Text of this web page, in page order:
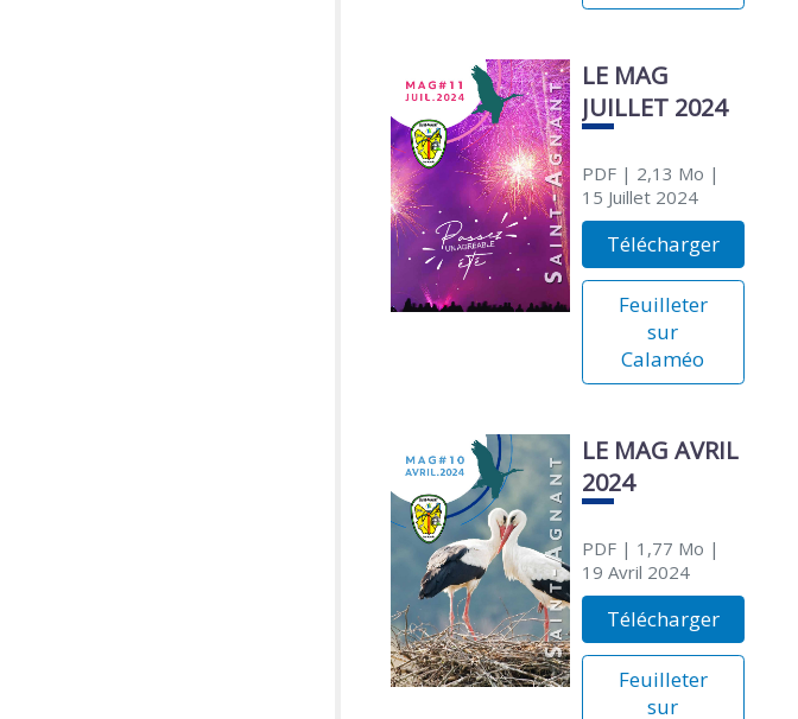
LE MAG
JUILLET 2024
PDF| 2,13 Mo |
15 Juillet 2024
Télécharger
Feuilleter
sur
Calaméo
LE MAG AVRIL
2024
PDF| 1,77 Mo |
19 Avril 2024
Télécharger
Feuilleter
sur